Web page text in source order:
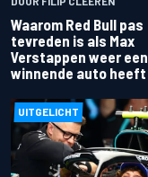
Waarom Red Bull pas
tevreden is als Max
Verstappen weer een
winnende auto heeft
UITGELICHT